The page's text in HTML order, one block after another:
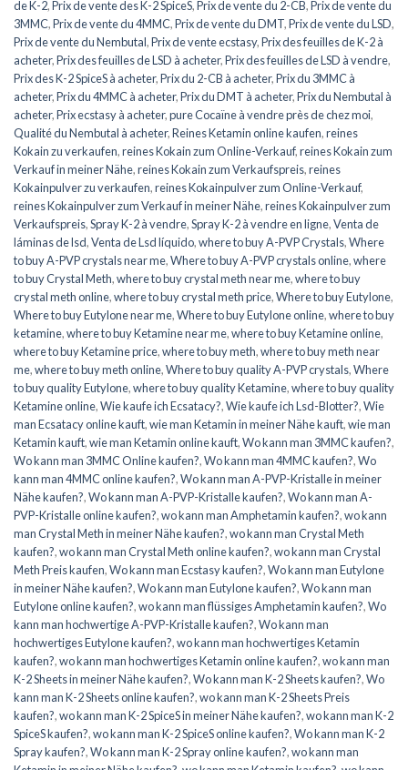
de K-2,Prix de vente des K-2 SpiceS,Prix de vente du 2-CB,Prix de vente du
3MMC,Prix de vente du 4MMC,Prix de vente du DMT,Prix de vente du LSD,
Prix de vente du Nembutal,Prix de vente ecstasy,Prix des feuilles de K-2 à
acheter,Prix des feuilles de LSD à acheter,Prix des feuilles de LSD à vendre,
Prix des K-2 SpiceS à acheter,Prix du 2-CB à acheter,Prix du 3MMC à
acheter,Prix du 4MMC à acheter,Prix du DMT à acheter,Prix du Nembutal à
acheter,Prix ecstasy à acheter,pure Cocaïne à vendre près de chez moi,
Qualité du Nembutal à acheter,Reines Ketamin online kaufen,reines
Kokain zu verkaufen,reines Kokain zum Online-Verkauf,reines Kokain zum
Verkauf in meiner Nähe,reines Kokain zum Verkaufspreis,reines
Kokainpulver zu verkaufen,reines Kokainpulver zum Online-Verkauf,
reines Kokainpulver zum Verkauf in meiner Nähe,reines Kokainpulver zum
Verkaufspreis,Spray K-2 à vendre,Spray K-2 à vendre en ligne,Venta de
láminas de lsd,Venta de Lsd líquido,where to buy A-PVP Crystals,Where
to buy A-PVP crystals near me,Where to buy A-PVP crystals online,where
to buy Crystal Meth,where to buy crystal meth near me,where to buy
crystal meth online,where to buy crystal meth price,Where to buy Eutylone,
Where to buy Eutylone near me,Where to buy Eutylone online,where to buy
ketamine,where to buy Ketamine near me,where to buy Ketamine online,
where to buy Ketamine price,where to buy meth,where to buy meth near
me,where to buy meth online,Where to buy quality A-PVP crystals,Where
to buy quality Eutylone,where to buy quality Ketamine,where to buy quality
Ketamine online,Wie kaufe ich Ecsatacy?,Wie kaufe ich Lsd-Blotter?,Wie
man Ecsatacy online kauft,wie man Ketamin in meiner Nähe kauft,wie man
Ketamin kauft,wie man Ketamin online kauft,Wo kann man 3MMC kaufen?,
Wo kann man 3MMC Online kaufen?,Wo kann man 4MMC kaufen?,Wo
kann man 4MMC online kaufen?,Wo kann man A-PVP-Kristalle in meiner
Nähe kaufen?,Wo kann man A-PVP-Kristalle kaufen?,Wo kann man A-
PVP-Kristalle online kaufen?,wo kann man Amphetamin kaufen?,wo kann
man Crystal Meth in meiner Nähe kaufen?,wo kann man Crystal Meth
kaufen?,wo kann man Crystal Meth online kaufen?,wo kann man Crystal
Meth Preis kaufen,Wo kann man Ecstasy kaufen?,Wo kann man Eutylone
in meiner Nähe kaufen?,Wo kann man Eutylone kaufen?,Wo kann man
Eutylone online kaufen?,wo kann man flüssiges Amphetamin kaufen?,Wo
kann man hochwertige A-PVP-Kristalle kaufen?,Wo kann man
hochwertiges Eutylone kaufen?,wo kann man hochwertiges Ketamin
kaufen?,wo kann man hochwertiges Ketamin online kaufen?,wo kann man
K-2 Sheets in meiner Nähe kaufen?,Wo kann man K-2 Sheets kaufen?,Wo
kann man K-2 Sheets online kaufen?,wo kann man K-2 Sheets Preis
kaufen?,wo kann man K-2 SpiceS in meiner Nähe kaufen?,wo kann man K-2
SpiceS kaufen?,wo kann man K-2 SpiceS online kaufen?,Wo kann man K-2
Spray kaufen?,Wo kann man K-2 Spray online kaufen?,wo kann man